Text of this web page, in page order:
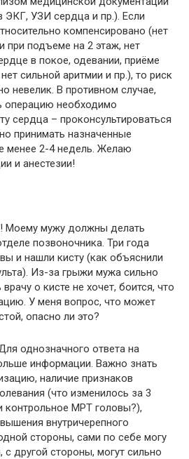
ЭКГ, УЗИ сердца и пр.). Если
компенсировано (нет
при подъеме на 2 этаж, нет
в покое, одевании, приёме
сильной аритмии и пр.), то риск
невелик. В противном случае,
операцию необходимо
сердца – проконсультироваться
принимать назначенные
менее 2-4 недель. Желаю
и анестезии!
Моему мужу должны делать
позвоночника. Три года
и нашли кисту (как объяснили
Из-за грыжи мужа сильно
о кисте не хочет, боится, что
У меня вопрос, что может
опасно ли это?
однозначного ответа на
информации. Важно знать
наличие признаков
(что изменилось за 3
контрольное МРТ головы?),
внутричерепного
стороны, сами по себе могу
другой стороны, могут сильно